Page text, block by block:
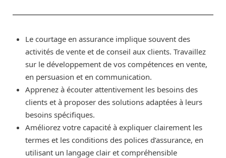
Le courtage en assurance implique souvent des
activités de vente et de conseil aux clients. Travaillez
sur le développement de vos compétences en vente,
en persuasion et en communication.
Apprenez à écouter attentivement les besoins des
clients et à proposer des solutions adaptées à leurs
besoins spécifiques.
Améliorez votre capacité à expliquer clairement les
termes et les conditions des polices d’assurance, en
utilisant un langage clair et compréhensible